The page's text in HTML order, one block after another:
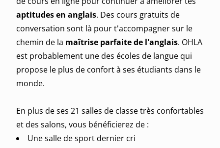
aptitudes en anglais. Des cours gratuits de
conversation sont là pour t'accompagner sur le
chemin de la maîtrise parfaite de l'anglais. OHLA
est probablement une des écoles de langue qui
propose le plus de confort à ses étudiants dans le
monde.
En plus de ses 21 salles de classe très confortables
et des salons, vous bénéficierez de :
Une salle de sport dernier cri